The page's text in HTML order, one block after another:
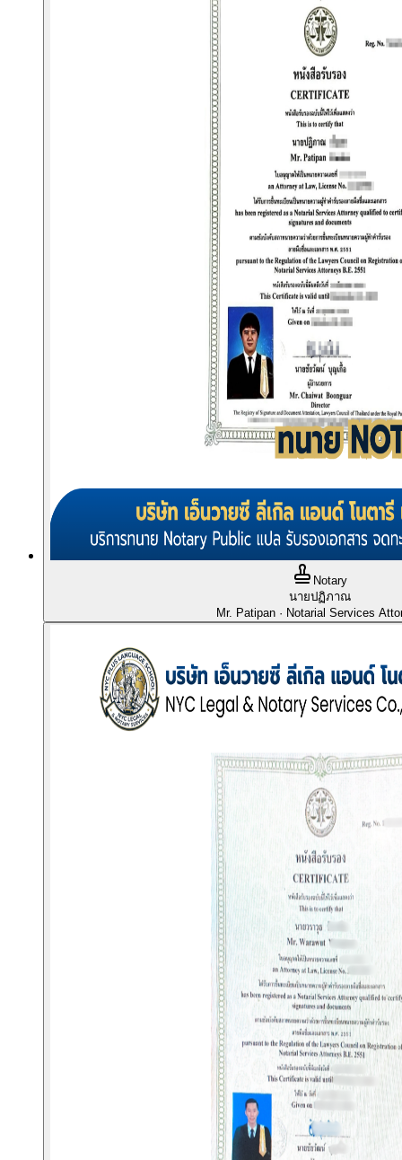
Notary
นายปฏิภาณ
Mr. Patipan · Notarial Services